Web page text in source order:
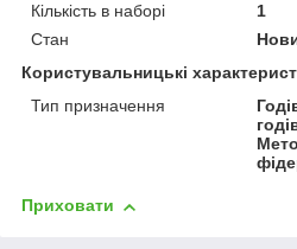
Кількість в наборі
1
Стан
Користувальницькі
Тип призначення
Приховати